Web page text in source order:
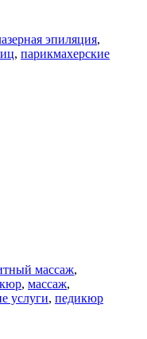
эпиляция,
, парикмахерские
массаж,
, массаж,
услуги, педикюр